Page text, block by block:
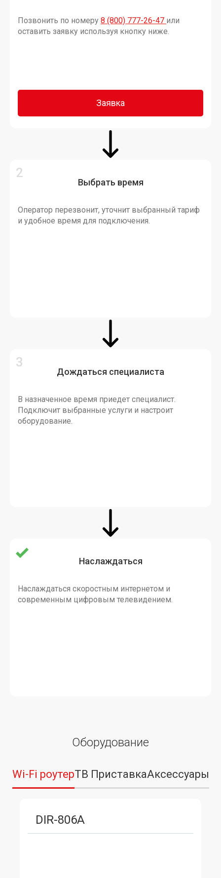
Позвонить по номеру 8 (800) 777-26-47 или
оставить заявку используя кнопку ниже.
Заявка
Выбрать время
Оператор перезвонит, уточнит выбранный тариф
и удобное время для подключения.
Дождаться специалиста
В назначенное время приедет специалист.
Подключит выбранные услуги и настроит
оборудование.
Наслаждаться
Наслаждаться скоростным интернетом и
современным цифровым телевидением.
Оборудование
Wi-Fi роутерТВ ПриставкаАксессуары
DIR-806A